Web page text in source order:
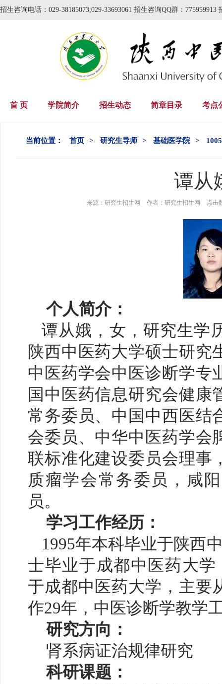
招生咨询电话：029-38185073;029-33693061 招生咨询QQ群：775959913
首 页 学院简介 招生动态 简章目录 考点
当前位置： 首页 > 研究生导师 > 基础医学院 >
谭从
来源： 研究生招生网 作者： 研究生招生网 点击
个人简介：
谭从娥，女，研究生学
陕西中医药大学硕士研究
中医药学会中医诊断学专
国中医药信息研究会健康
常务委员、中国中西医结
会委员、中华中医药学会
联标准化建设委员会理事
质瘤学会常务委员，咸
员。
学习工作经历：
1995年本科毕业于陕西
士毕业于成都中医药大学
于成都中医药大学，主要
作29年，中医诊断学教学
研究方向：
肾系病证治规律研究
科研课题：